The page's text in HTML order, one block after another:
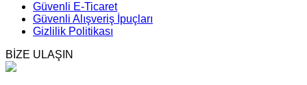
Güvenli E-Ticaret
Güvenli Alışveriş İpuçları
Gizlilik Politikası
BİZE ULAŞIN